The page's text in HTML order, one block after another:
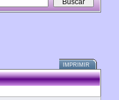
IMPRIMIR